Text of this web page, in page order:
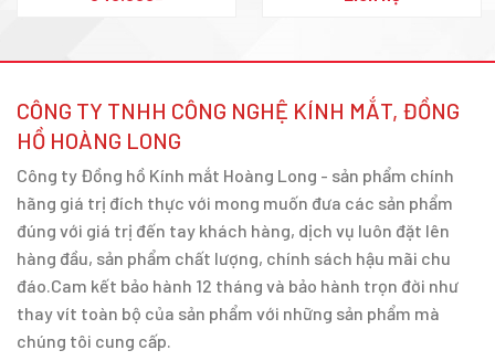
CÔNG TY TNHH CÔNG NGHỆ KÍNH MẮT, ĐỒNG
HỒ HOÀNG LONG
Công ty Đồng hồ Kính mắt Hoàng Long - sản phẩm chính
hãng giá trị đích thực với mong muốn đưa các sản phẩm
đúng với giá trị đến tay khách hàng, dịch vụ luôn đặt lên
hàng đầu, sản phẩm chất lượng, chính sách hậu mãi chu
đáo.Cam kết bảo hành 12 tháng và bảo hành trọn đời như
thay vít toàn bộ của sản phẩm với những sản phẩm mà
chúng tôi cung cấp.